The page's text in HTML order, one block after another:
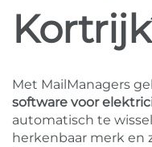
Met MailManagers
software voor
automatisch te
herkenbaar merk en